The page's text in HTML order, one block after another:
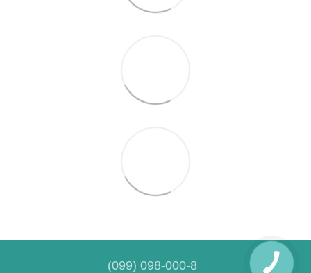
(099) 098-000-8